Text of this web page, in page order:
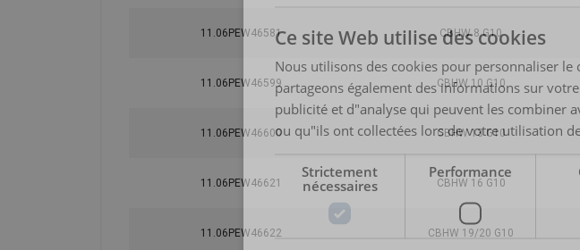
11.06PEW46581 CBHW 8 G10
11.06PEW46599 CBHW 10 G10
11.06PEW46600 CBHW 13 G10
11.06PEW46621 CBHW 16 G10
11.06PEW46622 CBHW 19/20 G10
Ce site Web utilise des cookies
Nous utilisons des cookies pour personnaliser
partageons également des informations sur
publicité et d"analyse qui peuvent les combiner
ou qu"ils ont collectées lors de votre utilisation
Strictement
nécessaires
Performance